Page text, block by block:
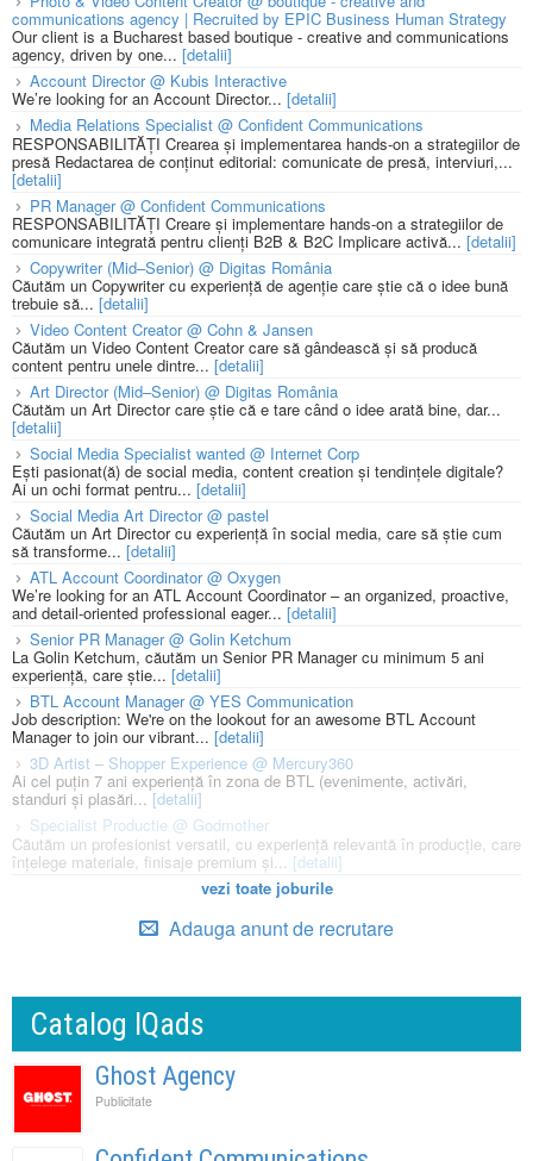
communications agency | Recruited by EPIC Business Human Strategy
Our client is a Bucharest based boutique - creative and communications
agency, driven by one... [detalii]
Account Director @ Kubis Interactive
We’re looking for an Account Director... [detalii]
Media Relations Specialist @ Confident Communications
RESPONSABILITĂȚI Crearea și implementarea hands-on a strategiilor de
presă Redactarea de conținut editorial: comunicate de presă, interviuri,...
[detalii]
PR Manager @ Confident Communications
RESPONSABILITĂȚI Creare și implementare hands-on a strategiilor de
comunicare integrată pentru clienți B2B & B2C Implicare activă... [detalii]
Copywriter (Mid–Senior) @ Digitas România
Căutăm un Copywriter cu experiență de agenție care știe că o idee bună
trebuie să... [detalii]
Video Content Creator @ Cohn & Jansen
Căutăm un Video Content Creator care să gândească și să producă
content pentru unele dintre... [detalii]
Art Director (Mid–Senior) @ Digitas România
Căutăm un Art Director care știe că e tare când o idee arată bine, dar...
[detalii]
Social Media Specialist wanted @ Internet Corp
Ești pasionat(ă) de social media, content creation și tendințele digitale?
Ai un ochi format pentru... [detalii]
Social Media Art Director @ pastel
Căutăm un Art Director cu experiență în social media, care să știe cum
să transforme... [detalii]
ATL Account Coordinator @ Oxygen
We’re looking for an ATL Account Coordinator – an organized, proactive,
and detail-oriented professional eager... [detalii]
Senior PR Manager @ Golin Ketchum
La Golin Ketchum, căutăm un Senior PR Manager cu minimum 5 ani
experiență, care știe... [detalii]
BTL Account Manager @ YES Communication
Job description: We're on the lookout for an awesome BTL Account
Manager to join our vibrant... [detalii]
3D Artist – Shopper Experience @ Mercury360
Ai cel puțin 7 ani experiență în zona de BTL (evenimente, activări,
standuri și plasări... [detalii]
Specialist Productie @ Godmother
Căutăm un profesionist versatil, cu experiență relevantă în producție, care
înțelege materiale, finisaje premium și... [detalii]
vezi toate joburile
Adauga anunt de recrutare
Catalog IQads
Ghost Agency
Publicitate